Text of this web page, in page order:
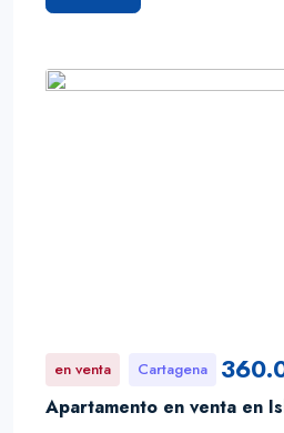
en venta Cartagena
Apartamento en venta en